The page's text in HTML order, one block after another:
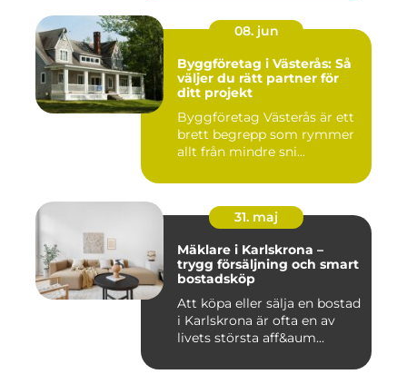
08. jun
Byggföretag i Västerås: Så
väljer du rätt partner för
ditt projekt
Byggföretag Västerås är ett
brett begrepp som rymmer
allt från mindre sni...
31. maj
Mäklare i Karlskrona –
trygg försäljning och smart
bostadsköp
Att köpa eller sälja en bostad
i Karlskrona är ofta en av
livets största aff&aum...